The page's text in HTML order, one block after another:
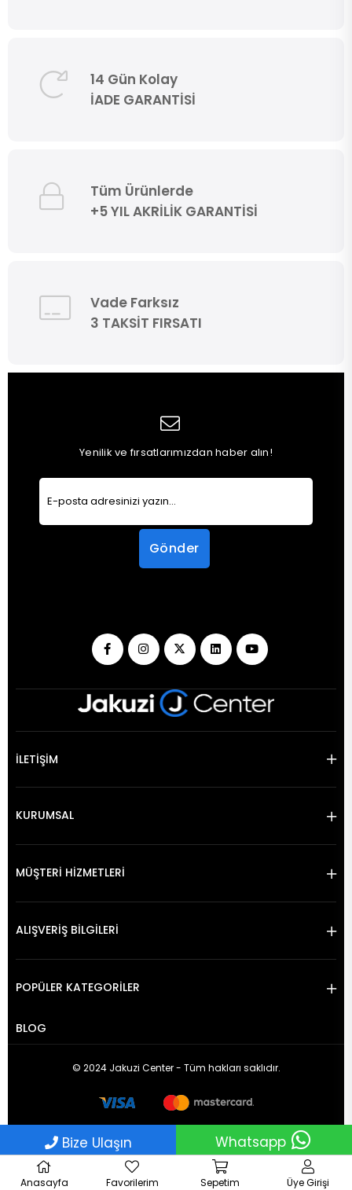
14 Gün Kolay
İADE GARANTİSİ
Tüm Ürünlerde
+5 YIL AKRİLİK GARANTİSİ
Vade Farksız
3 TAKSİT FIRSATI
Yenilik ve fırsatlarımızdan haber alın!
Gönder
İLETİŞİM
KURUMSAL
MÜŞTERİ HİZMETLERİ
ALIŞVERİŞ BİLGİLERİ
POPÜLER KATEGORİLER
BLOG
© 2024 Jakuzi Center - Tüm hakları saklıdır.
Anasayfa Favorilerim Sepetim Üye Girişi
Bize Ulaşın Whatsapp